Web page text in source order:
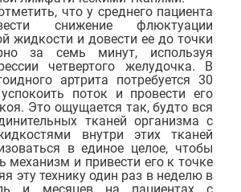
что у среднего пациента
снижение флюктуации
жидкости и довести ее до точки
за семь минут, используя
четвертого желудочка. В
артрита потребуется 30
поток и провести его
Это ощущается так, будто вся
тканей организма с
внутри этих тканей
в единое целое, чтобы
механизм и привести его к точке
эту технику один раз в неделю в